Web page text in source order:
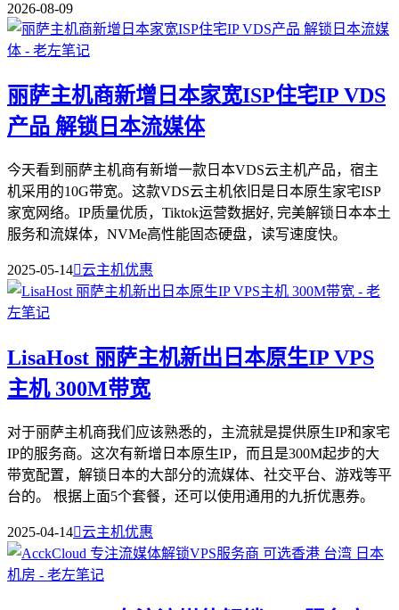
2026-08-09
丽萨主机商新增日本家宽ISP住宅IP VDS
产品 解锁日本流媒体
今天看到丽萨主机商有新增一款日本VDS云主机产品，宿主
机采用的10G带宽。这款VDS云主机依旧是日本原生家宅ISP
家宽网络。IP质量优质，Tiktok运营数据好, 完美解锁日本本土
服务和流媒体，NVMe高性能固态硬盘，读写速度快。
2025-05-14云主机优惠
LisaHost 丽萨主机新出日本原生IP VPS
主机 300M带宽
对于丽萨主机商我们应该熟悉的，主流就是提供原生IP和家宅
IP的服务商。这次有新增日本原生IP，而且是300M起步的大
带宽配置，解锁日本的大部分的流媒体、社交平台、游戏等平
台的。 根据上面5个套餐，还可以使用通用的九折优惠券。
2025-04-14云主机优惠